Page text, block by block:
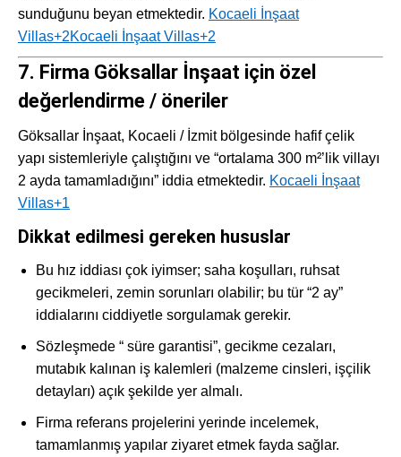
sunduğunu beyan etmektedir. Kocaeli İnşaat
Villas+2Kocaeli İnşaat Villas+2
7. Firma Göksallar İnşaat için özel
değerlendirme / öneriler
Göksallar İnşaat, Kocaeli / İzmit bölgesinde hafif çelik
yapı sistemleriyle çalıştığını ve “ortalama 300 m²’lik villayı
2 ayda tamamladığını” iddia etmektedir. Kocaeli İnşaat
Villas+1
Dikkat edilmesi gereken hususlar
Bu hız iddiası çok iyimser; saha koşulları, ruhsat
gecikmeleri, zemin sorunları olabilir; bu tür “2 ay”
iddialarını ciddiyetle sorgulamak gerekir.
Sözleşmede “ süre garantisi”, gecikme cezaları,
mutabık kalınan iş kalemleri (malzeme cinsleri, işçilik
detayları) açık şekilde yer almalı.
Firma referans projelerini yerinde incelemek,
tamamlanmış yapılar ziyaret etmek fayda sağlar.